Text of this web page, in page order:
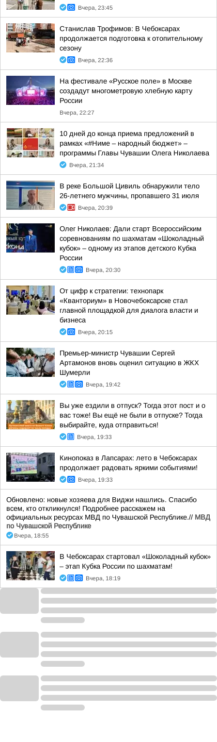
Вчера, 23:45
Станислав Трофимов: В Чебоксарах
продолжается подготовка к отопительному
сезону
Вчера, 22:36
На фестивале «Русское поле» в Москве
создадут многометровую хлебную карту
России
Вчера, 22:27
10 дней до конца приема предложений в
рамках «#Ниме – народный бюджет» –
программы Главы Чувашии Олега Николаева
Вчера, 21:34
В реке Большой Цивиль обнаружили тело
26-летнего мужчины, пропавшего 31 июля
Вчера, 20:39
Олег Николаев: Дали старт Всероссийским
соревнованиям по шахматам «Шоколадный
кубок» – одному из этапов детского Кубка
России
Вчера, 20:30
От цифр к стратегии: технопарк
«Кванториум» в Новочебоксарске стал
главной площадкой для диалога власти и
бизнеса
Вчера, 20:15
Премьер-министр Чувашии Сергей
Артамонов вновь оценил ситуацию в ЖКХ
Шумерли
Вчера, 19:42
Вы уже ездили в отпуск? Тогда этот пост и о
вас тоже! Вы ещё не были в отпуске? Тогда
выбирайте, куда отправиться!
Вчера, 19:33
Кинопоказ в Лапсарах: лето в Чебоксарах
продолжает радовать яркими событиями!
Вчера, 19:33
Обновлено: новые хозяева для Виджи нашлись. Спасибо
всем, кто откликнулся! Подробнее расскажем на
официальных ресурсах МВД по Чувашской Республике.// МВД
по Чувашской Республике
Вчера, 18:55
В Чебоксарах стартовал «Шоколадный кубок»
– этап Кубка России по шахматам!
Вчера, 18:19